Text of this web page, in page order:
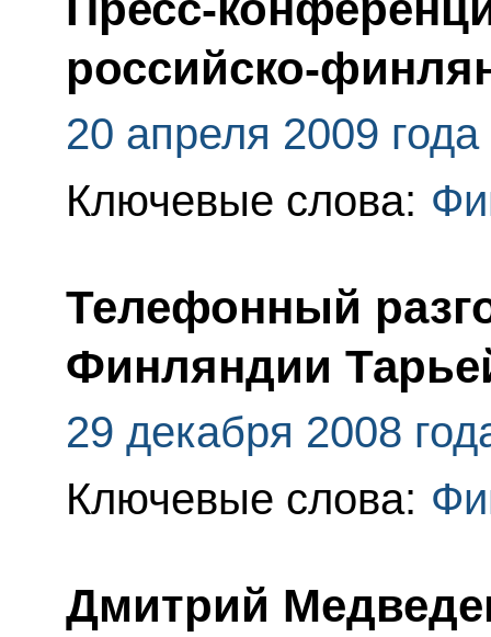
российско-
20 апреля 2009 года
Ключевые слова:
Телефонный
Финляндии
29 декабря 2008
Ключевые слова:
Дмитрий